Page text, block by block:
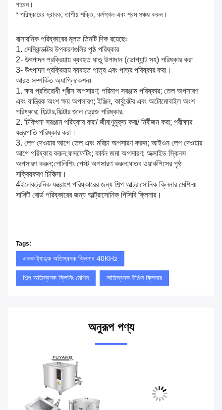
পারেন।
* পরিষ্কারের দ্রাবক, তাপীয় শক্তি, কর্মস্থল এবং শ্রম সঞ্চয় করুন।
রাসায়নিক পরিষ্কারের মূলত তিনটি দিক রয়েছেঃ
1. সেমিকন্ডাক্টর উপকরণগুলির পৃষ্ঠ পরিষ্কার
2- উৎপাদন প্রক্রিয়ায় ব্যবহৃত ধাতু উপাদান (ডোপ্যান্ট সহ) পরিষ্কার করা
3- উৎপাদন প্রক্রিয়ায় ব্যবহৃত পাত্র এবং পাত্র পরিষ্কার করা।
আরও সম্পর্কিত অ্যাপ্লিকেশনঃ
1. ক্ষয় প্রতিরোধী গ্রীস অপসারণ; পরিমাপ সরঞ্জাম পরিষ্কার; তেল অপসারণ
এবং যান্ত্রিক অংশ ক্ষয় অপসারণ; ইঞ্জিন, কার্বুরেটর এবং অটোমোবাইল অংশ
পরিষ্কার; ফিল্টার,ফিল্টার জাল ড্রেজ পরিষ্কার.
2. চিকিৎসা সরঞ্জাম পরিষ্কার করা/ জীবাণুমুক্ত করা/ নির্বীজন করা; পরীক্ষার
যন্ত্রপাতি পরিষ্কার করা।
3. লেপ দেওয়ার আগে তেল এবং মরিচা অপসারণ করুন; আইওন লেপ দেওয়ার
আগে পরিষ্কার করুন;ফসফেটিং; কার্বন জমা অপসারণ; অক্সাইড স্কিনস
অপসারণ করুন;পোলিশিং পেস্ট অপসারণ করুন;ধাতব ওয়ার্কপিসের পৃষ্ঠ
সক্রিয়করণ চিকিত্সা।
4ইলেকট্রনিক যন্ত্রাংশ পরিষ্কারের জন্য শিল্প আল্ট্রাসোনিক ক্লিনার মেশিনঃ
সার্কিট বোর্ড পরিষ্কারের জন্য আল্ট্রাসোনিক পিসিবি ক্লিনার।
Tags:
একক ট্যাঙ্ক অতিস্বনক ক্লিনার 40KHz
শিল্প অতিস্বনক ক্লিনিং মেশিন অতিস্বনক ইঞ্জিন ক্লিনার
অনুরূপ পণ্য